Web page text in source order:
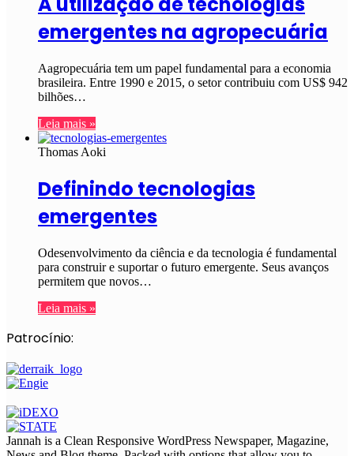
emergentes na agropecuária
Aagropecuária tem um papel fundamental para a economia
brasileira. Entre 1990 e 2015, o setor contribuiu com US$ 942
bilhões…
Leia mais »
Thomas Aoki
Definindo tecnologias
emergentes
Odesenvolvimento da ciência e da tecnologia é fundamental
para construir e suportar o futuro emergente. Seus avanços
permitem que novos…
Leia mais »
Patrocínio:
Jannah is a Clean Responsive WordPress Newspaper, Magazine,